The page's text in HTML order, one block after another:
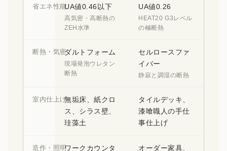
省エネ性能UA値0.46以下
高気密・高断熱の
ZEH水準
UA値0.26
HEAT20 G3レベル
の極断熱
断熱・気密ダルトフォーム
現場発泡ウレタン
断熱
セルロースファ
イバー
静寂と調湿の断熱
室内仕上げ無垢床、紙クロ
ス、シラス壁、
珪藻土
タイルデッキ、
漆喰職人の手仕
事仕上げ
造作・照明ワークカウンタ オーダー家具、